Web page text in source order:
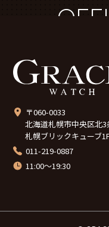
〒060-0033
北海道札幌市中央区北
札幌ブリックキューブ
011-219-0887
11:00～19:30